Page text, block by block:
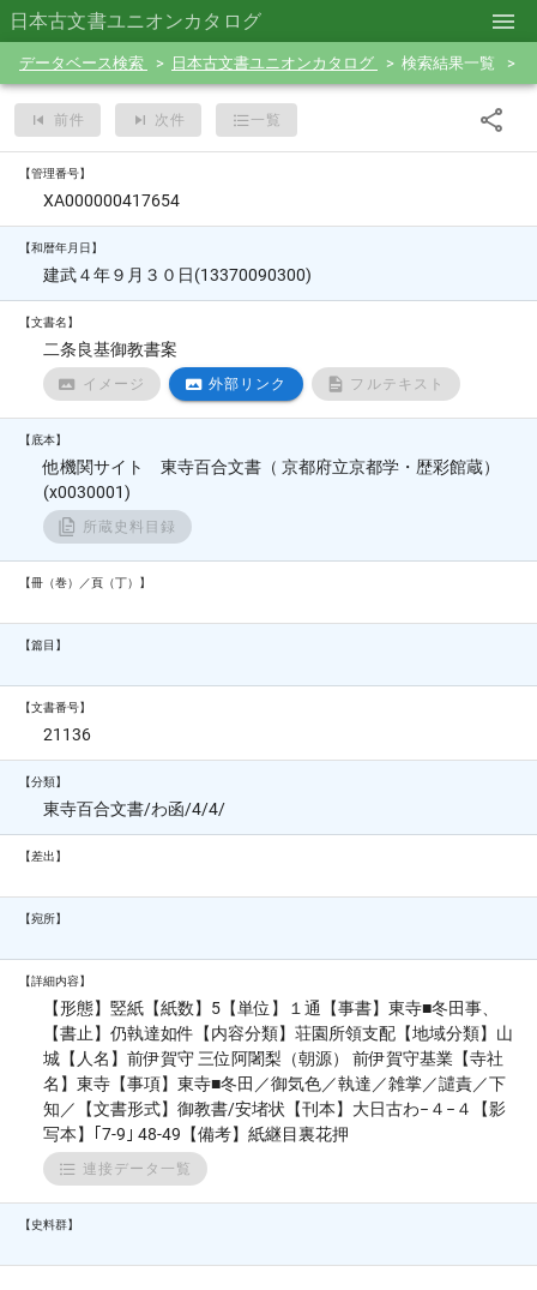
日本古文書ユニオンカタログ
データベース検索 日本古文書ユニオンカタログ 検索結果一覧
前件 次件 一覧
【管理番号】
XA000000417654
【和暦年月日】
建武４年９月３０日(13370090300)
【文書名】
二条良基御教書案
イメージ 外部リンク フルテキスト
【底本】
他機関サイト 東寺百合文書（ 京都府立京都学・歴彩館蔵）
(x0030001)
所蔵史料目録
【冊（巻）／頁（丁）】
【篇目】
【文書番号】
21136
【分類】
東寺百合文書/わ函/4/4/
【差出】
【宛所】
【詳細内容】
【形態】竪紙【紙数】5【単位】１通【事書】東寺■冬田事、
【書止】仍執達如件【内容分類】荘園所領支配【地域分類】山
城【人名】前伊賀守 三位阿闍梨（朝源） 前伊賀守基業【寺社
名】東寺【事項】東寺■冬田／御気色／執達／雑掌／譴責／下
知／【文書形式】御教書/安堵状【刊本】大日古わ−４−４【影
写本】｢7-9｣ 48-49【備考】紙継目裏花押
連接データ一覧
【史料群】